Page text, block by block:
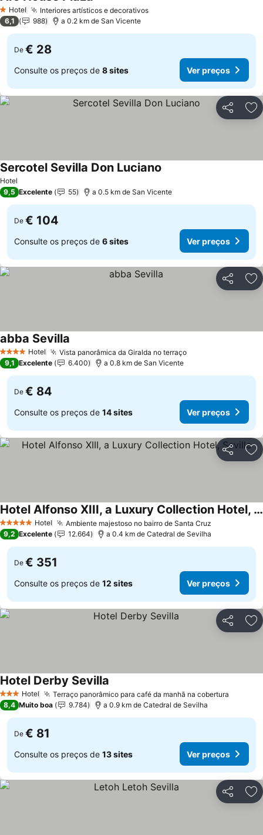
1 Estrelas
Hotel Interiores artísticos e decorativosVer preços
6,1 988 a 0.2 km de San Vicente
De € 28
Consulte os preços de 8 sites Ver preços
Partilhar
Hotel
Sercotel Sevilla Don Luciano
9,5 Excelente 55 a 0.5 km de San Vicente
De € 104
Consulte os preços de 6 sites Ver preços
Partilhar
4 EstrelasHotel Vista panorâmica da Giralda no terraçoVer preços
abba Sevilla
9,1 Excelente 6.400 a 0.8 km de San Vicente
De € 84
Consulte os preços de 14 sites Ver preços
Partilhar
5 Estrelas Hotel Ambiente majestoso no bairro de Santa Cruz
Hotel Alfonso XIII, a Luxury Collection Hotel, Seville
Ver preços
9,2 Excelente 12.664 a 0.4 km de Catedral de Sevilha
De € 351
Consulte os preços de 12 sites Ver preços
Partilhar
3 EstrelasHotel Terraço panorâmico para café da manhã na cobertura
Hotel Derby Sevilla
8,4 Muito boa 9.784 a 0.9 km de Catedral de Sevilha
De € 81
Consulte os preços de 13 sites Ver preços
Partilhar